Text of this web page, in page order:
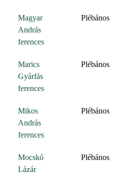
Magyar
András
ferences
Plébános
Marics
Gyárfás
ferences
Plébános
Mikos
András
ferences
Plébános
Mocskó
Lázár
Plébános